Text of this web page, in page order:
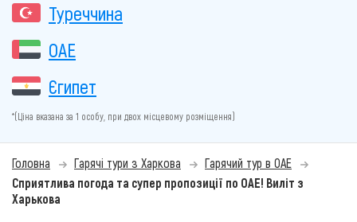
Туреччина
ОАЕ
Єгипет
*(Ціна вказана за 1 особу, при двох місцевому розміщення)
Головна Гарячі тури з Харкова
Гарячий тур в ОАЕ
Сприятлива погода та супер пропозиції по ОАЕ! Виліт з
Харькова